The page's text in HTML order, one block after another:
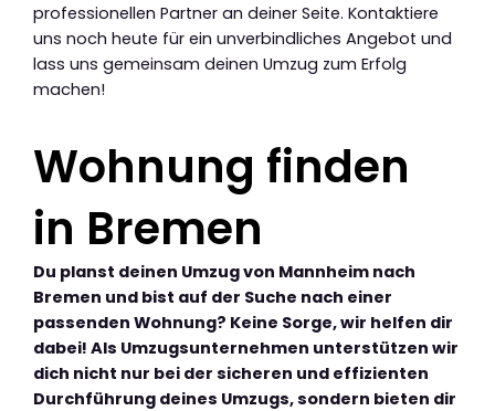
professionellen Partner an deiner Seite. Kontaktiere
uns noch heute für ein unverbindliches Angebot und
lass uns gemeinsam deinen Umzug zum Erfolg
machen!
Wohnung finden
in Bremen
Du planst deinen Umzug von Mannheim nach
Bremen und bist auf der Suche nach einer
passenden Wohnung? Keine Sorge, wir helfen dir
dabei! Als Umzugsunternehmen unterstützen wir
dich nicht nur bei der sicheren und effizienten
Durchführung deines Umzugs, sondern bieten dir